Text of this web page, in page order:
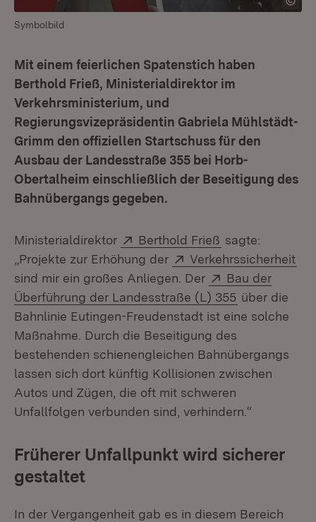
Symbolbild
Mit einem feierlichen Spatenstich haben
Berthold Frieß, Ministerialdirektor im
Verkehrsministerium, und
Regierungsvizepräsidentin Gabriela Mühlstädt-
Grimm den offiziellen Startschuss für den
Ausbau der Landesstraße 355 bei Horb-
Obertalheim einschließlich der Beseitigung des
Bahnübergangs gegeben.
Ministerialdirektor Extern:
Berthold Frieß (Öffnet in
sagte:
„Projekte zur Erhöhung der
Extern:
Verkehrssicherheit
sind mir ein großes Anliegen. Der
Extern:
Bau der
Überführung der Landesstraße (L) 355 (Öffnet in
über die
Bahnlinie Eutingen-Freudenstadt ist eine solche
Maßnahme. Durch die Beseitigung des
bestehenden schienengleichen Bahnübergangs
lassen sich dort künftig Kollisionen zwischen
Autos und Zügen, die oft mit schweren
Unfallfolgen verbunden sind, verhindern.“
Früherer Unfallpunkt wird sicherer
gestaltet
In der Vergangenheit gab es in diesem Bereich